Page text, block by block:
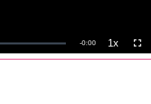
Remaining
-0:00 1xPlayback
Rate